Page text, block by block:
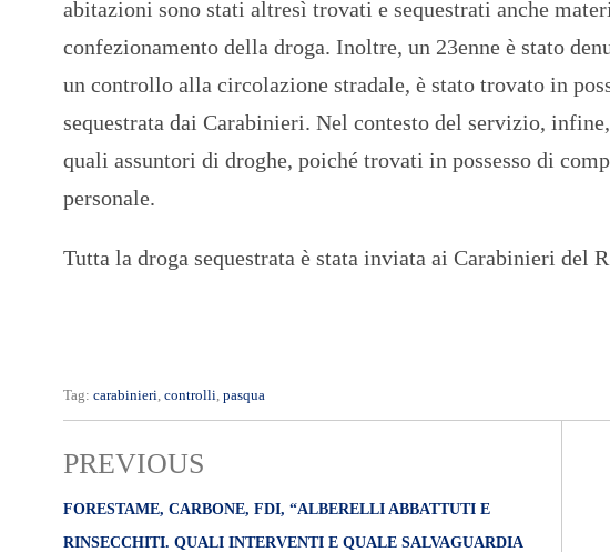
abitazioni sono stati altresì trovati e sequestrati anche
confezionamento della droga. Inoltre, un 23enne è stato
un controllo alla circolazione stradale, è stato trovato in
sequestrata dai Carabinieri. Nel contesto del servizio,
quali assuntori di droghe, poiché trovati in possesso di
personale.
Tutta la droga sequestrata è stata inviata ai Carabinieri del
Tag: carabinieri controlli pasqua
PREVIOUS
FORESTAME, CARBONE, FDI, “ALBERELLI ABBATTUTI E
RINSECCHITI. QUALI INTERVENTI E QUALE SALVAGUARDIA